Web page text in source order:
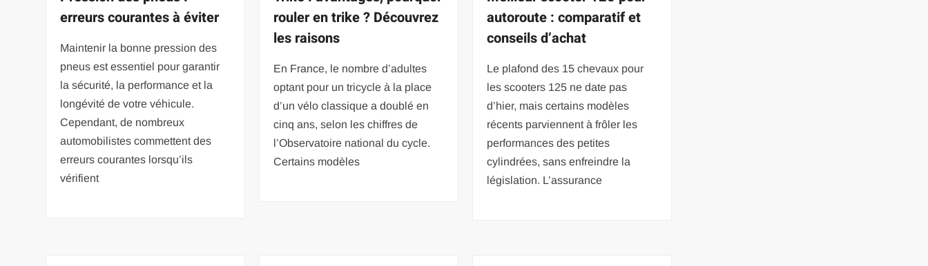
erreurs courantes à éviter
Maintenir la bonne pression des
pneus est essentiel pour garantir
la sécurité, la performance et la
longévité de votre véhicule.
Cependant, de nombreux
automobilistes commettent des
erreurs courantes lorsqu’ils
vérifient
rouler en trike ? Découvrez
les raisons
En France, le nombre d’adultes
optant pour un tricycle à la place
d’un vélo classique a doublé en
cinq ans, selon les chiffres de
l’Observatoire national du cycle.
Certains modèles
autoroute : comparatif et
conseils d’achat
Le plafond des 15 chevaux pour
les scooters 125 ne date pas
d’hier, mais certains modèles
récents parviennent à frôler les
performances des petites
cylindrées, sans enfreindre la
législation. L’assurance